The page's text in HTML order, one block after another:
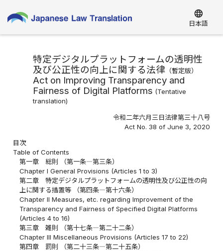
language
日本語
特定デジタルプラットフォームの透明性
及び公正性の向上に関する法律（暫定版）
Act on Improving Transparency and
Fairness of Digital Platforms (Tentative
translation)
令和二年六月三日法律第三十八号
Act No. 38 of June 3, 2020
目次
Table of Contents
第一章 総則 （第一条―第三条）
Chapter I General Provisions (Articles 1 to 3)
第二章 特定デジタルプラットフォームの透明性及び公正性の向
上に関する措置等 （第四条―第十六条）
Chapter II Measures, etc. regarding Improvement of the
Transparency and Fairness of Specified Digital Platforms
(Articles 4 to 16)
第三章 雑則 （第十七条―第二十二条）
Chapter III Miscellaneous Provisions (Articles 17 to 22)
第四章 罰則 （第二十三条―第二十五条）